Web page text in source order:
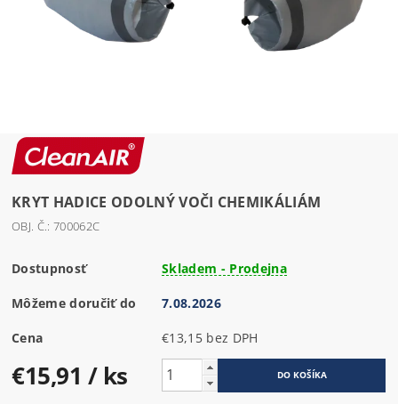
KRYT HADICE ODOLNÝ VOČI CHEMIKÁLIÁM
OBJ. Č.: 700062C
Dostupnosť Skladem - Prodejna
Môžeme doručiť do 7.08.2026
Cena €13,15 bez DPH
€15,91 / ks